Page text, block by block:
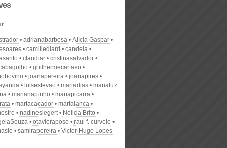
adrianabarbosa
Alícia Gaspar
camillediard
candela
claudiar
cristinasalvador
guilhermecartaxo
joanapereira
joanapires
luisestevao mariadias
marialuz
marianapinho
mariapicarra
martacacador
martalanca
nadinesiegert
Nélida Brito
otavioraposo
raul f. curvelo
samirapereira Victor Hugo Lopes